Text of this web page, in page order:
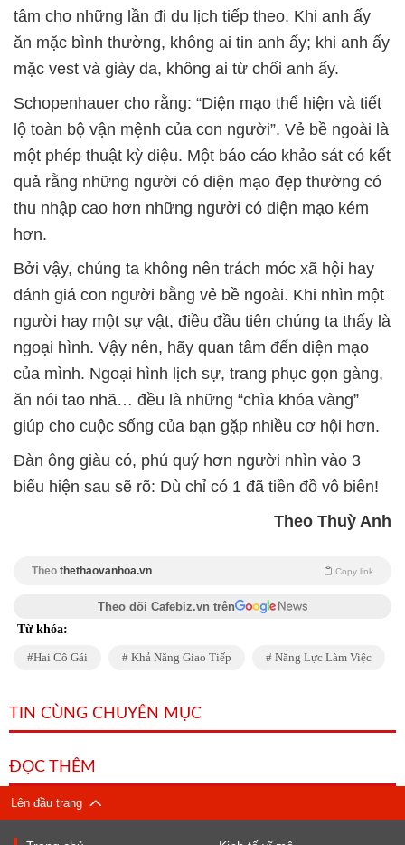
tâm cho những lần đi du lịch tiếp theo. Khi anh ấy
ăn mặc bình thường, không ai tin anh ấy; khi anh ấy
mặc vest và giày da, không ai từ chối anh ấy.
Schopenhauer cho rằng: “Diện mạo thể hiện và tiết
lộ toàn bộ vận mệnh của con người”. Vẻ bề ngoài là
một phép thuật kỳ diệu. Một báo cáo khảo sát có kết
quả rằng những người có diện mạo đẹp thường có
thu nhập cao hơn những người có diện mạo kém
hơn.
Bởi vậy, chúng ta không nên trách móc xã hội hay
đánh giá con người bằng vẻ bề ngoài. Khi nhìn một
người hay một sự vật, điều đầu tiên chúng ta thấy là
ngoại hình. Vậy nên, hãy quan tâm đến diện mạo
của mình. Ngoại hình lịch sự, trang phục gọn gàng,
ăn nói tao nhã… đều là những “chìa khóa vàng”
giúp cho cuộc sống của bạn gặp nhiều cơ hội hơn.
Đàn ông giàu có, phú quý hơn người nhìn vào 3
biểu hiện sau sẽ rõ: Dù chỉ có 1 đã tiền đồ vô biên!
Theo Thuỳ Anh
Theo thethaovanhoa.vn Copy link
Theo dõi Cafebiz.vn trên
Từ khóa:
Hai Cô Gái Khả Năng Giao Tiếp Năng Lực Làm Việc
TIN CÙNG CHUYÊN MỤC
ĐỌC THÊM
Lên đầu trang